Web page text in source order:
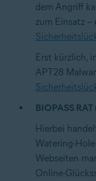
dem Angriff
zum Einsatz –
Erst kürzlich,
APT28
BIOPASS
Hierbei
Watering-
Webseiten
Online-